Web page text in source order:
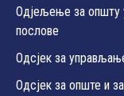
Одјељење за општу
послове
Одсјек за
Одсјек за опште и